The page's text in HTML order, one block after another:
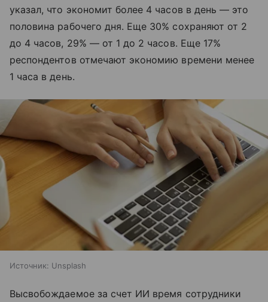
указал, что экономит более 4 часов в день — это
половина рабочего дня. Еще 30% сохраняют от 2
до 4 часов, 29% — от 1 до 2 часов. Еще 17%
респондентов отмечают экономию времени менее
1 часа в день.
Источник: Unsplash
Высвобождаемое за счет ИИ время сотрудники